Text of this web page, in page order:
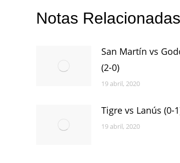
Notas Relacionadas
San Martín vs
(2-0)
19 abril, 2020
Tigre vs Lanús (0-
19 abril, 2020